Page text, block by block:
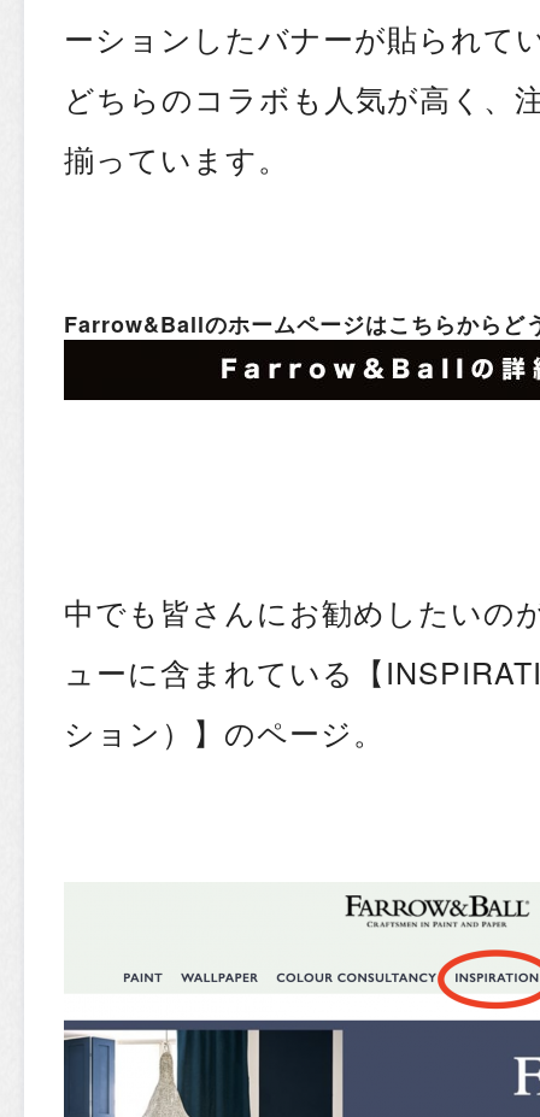
ーションしたバナーが貼られて
どちらのコラボも人気が高く、
揃っています。
Farrow&Ballのホームページはこちらからど
中でも皆さんにお勧めしたいの
ューに含まれている【
ション）】のページ。